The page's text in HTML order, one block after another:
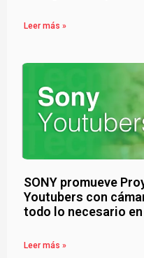
Leer más »
SONY promueve
Youtubers con
todo lo necesario
Leer más »